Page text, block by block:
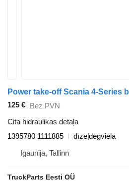
125 € Bez PVN
Cita hidraulikas detaļa
1395780 1111885
dīzeļdegviela
Igaunija, Tallinn
TruckParts Eesti OÜ